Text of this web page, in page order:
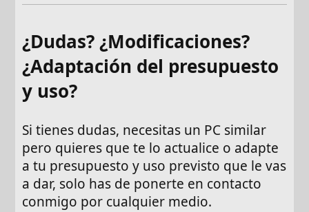
¿Dudas? ¿Modificaciones?
¿Adaptación del presupuesto
y uso?
Si tienes dudas, necesitas un PC similar
pero quieres que te lo actualice o adapte
a tu presupuesto y uso previsto que le vas
a dar, solo has de ponerte en contacto
conmigo por cualquier medio.